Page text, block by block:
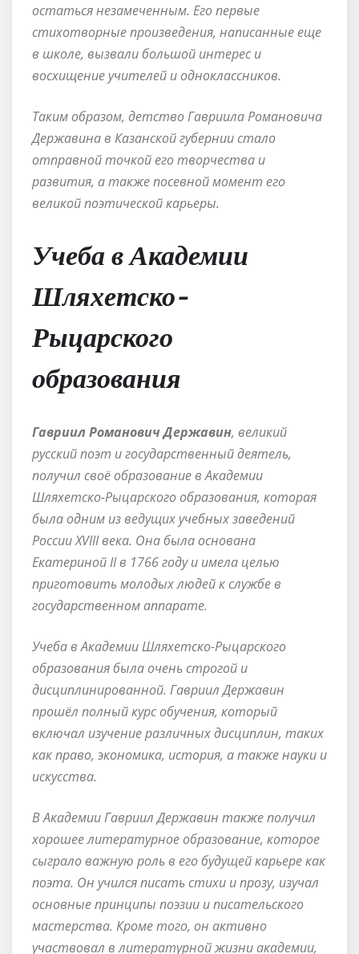
остаться незамеченным. Его первые
стихотворные произведения, написанные еще
в школе, вызвали большой интерес и
восхищение учителей и одноклассников.
Таким образом, детство Гавриила Романовича
Державина в Казанской губернии стало
отправной точкой его творчества и
развития, а также посевной момент его
великой поэтической карьеры.
Учеба в Академии
Шляхетско-
Рыцарского
образования
Гавриил Романович Державин, великий
русский поэт и государственный деятель,
получил своё образование в Академии
Шляхетско-Рыцарского образования, которая
была одним из ведущих учебных заведений
России XVIII века. Она была основана
Екатериной II в 1766 году и имела целью
приготовить молодых людей к службе в
государственном аппарате.
Учеба в Академии Шляхетско-Рыцарского
образования была очень строгой и
дисциплинированной. Гавриил Державин
прошёл полный курс обучения, который
включал изучение различных дисциплин, таких
как право, экономика, история, а также науки и
искусства.
В Академии Гавриил Державин также получил
хорошее литературное образование, которое
сыграло важную роль в его будущей карьере как
поэта. Он учился писать стихи и прозу, изучал
основные принципы поэзии и писательского
мастерства. Кроме того, он активно
участвовал в литературной жизни академии,